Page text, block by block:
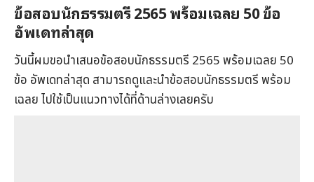
ข้อสอบนักธรรมตรี 2565 พร้อมเฉลย 50 ข้อ
อัพเดทล่าสุด
วันนี้ผมขอนำเสนอข้อสอบนักธรรมตรี 2565 พร้อมเฉลย 50
ข้อ อัพเดทล่าสุด สามารถดูและนำข้อสอบนักธรรมตรี พร้อม
เฉลย ไปใช้เป็นแนวทางได้ที่ด้านล่างเลยครับ